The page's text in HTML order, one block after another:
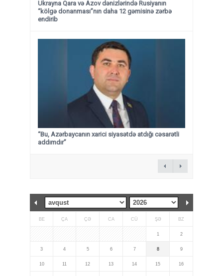
Ukrayna Qara və Azov dənizlərində Rusiyanın
“kölgə donanması”nın daha 12 gəmisinə zərbə
endirib
“Bu, Azərbaycanın xarici siyasətdə atdığı cəsarətli
addımdır”
BE ÇA ÇƏ CA CÜ ŞƏ BZ
1 2
3 4 5 6 7 8 9
10 11 12 13 14 15 16